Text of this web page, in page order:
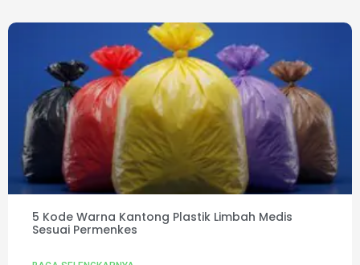
5 Kode Warna Kantong Plastik Limbah Medis
Sesuai Permenkes